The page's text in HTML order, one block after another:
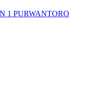
1 PURWANTORO